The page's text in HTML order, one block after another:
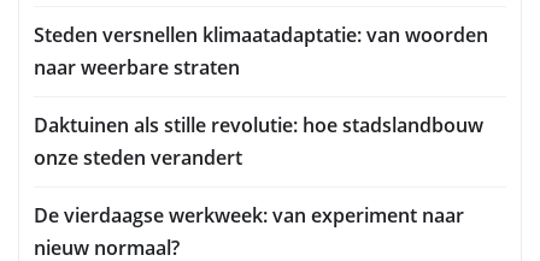
Steden versnellen klimaatadaptatie: van woorden
naar weerbare straten
Daktuinen als stille revolutie: hoe stadslandbouw
onze steden verandert
De vierdaagse werkweek: van experiment naar
nieuw normaal?